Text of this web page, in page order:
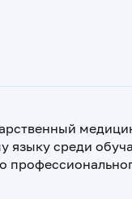
языку среди